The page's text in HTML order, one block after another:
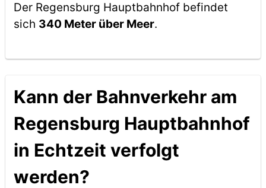
Der Regensburg Hauptbahnhof befindet
sich 340 Meter über Meer.
Kann der Bahnverkehr am
Regensburg Hauptbahnhof
in Echtzeit verfolgt
werden?